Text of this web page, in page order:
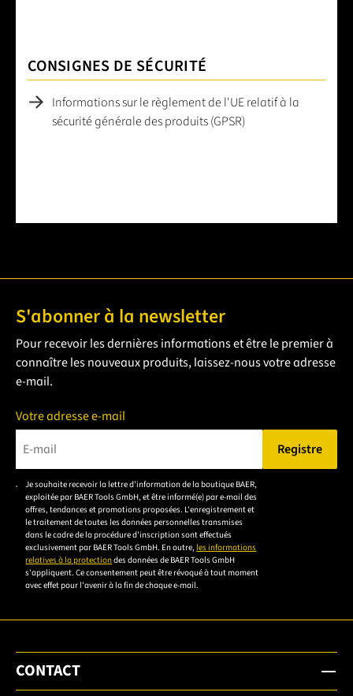
CONSIGNES DE SÉCURITÉ
Informations sur le règlement de l'UE relatif à la
sécurité générale des produits (GPSR)
S'abonner à la newsletter
Pour recevoir les dernières informations et être le premier à
connaître les nouveaux produits, laissez-nous votre adresse
e-mail.
Votre adresse e-mail
Veuillez saisir une adresse e-mail valide.
Registre
Je souhaite recevoir la lettre d'information de la boutique BAER,
exploitée par BAER Tools GmbH, et être informé(e) par e-mail des
offres, tendances et promotions proposées. L'enregistrement et
le traitement de toutes les données personnelles transmises
dans le cadre de la procédure d'inscription sont effectués
exclusivement par BAER Tools GmbH. En outre, les informations
relatives à la protectiondes données de BAER Tools GmbH
s'appliquent. Ce consentement peut être révoqué à tout moment
avec effet pour l'avenir à la fin de chaque e-mail.
CONTACT